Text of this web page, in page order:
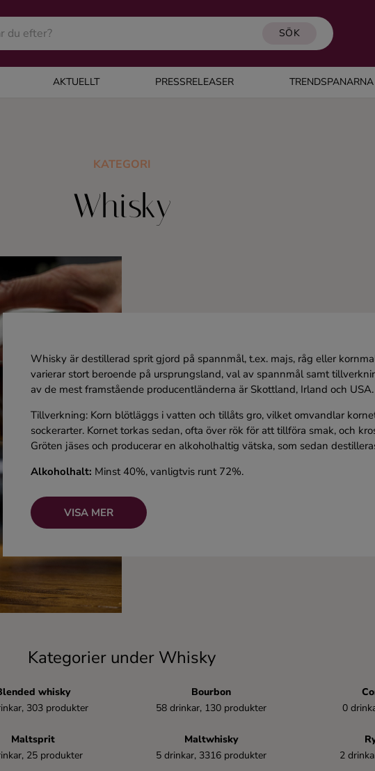
SÖK
AKTUELLT PRESSRELEASER TRENDSPANARNA
KATEGORI
Whisky
Whisky är destillerad sprit gjord på spannmål, t.ex. majs, råg eller
varierar stort beroende på ursprungsland, val av spannmål samt
av de mest framstående producentländerna är Skottland, Irland och USA.
Tillverkning: Korn blötläggs i vatten och tillåts gro, vilket omvandlar
sockerarter. Kornet torkas sedan, ofta över rök för att tillföra smak, och
Gröten jäses och producerar en alkoholhaltig vätska, som sedan
Alkoholhalt: Minst 40%, vanligtvis runt 72%.
Kända drinkar:Whiskey Sour, Old Fashioned, Manhattan
VISA MER
Kategorier under Whisky
whisky
303 produkter
Bourbon
58 drinkar, 130 produkter
0
Maltsprit
25 produkter
Maltwhisky
5 drinkar, 3316 produkter
2